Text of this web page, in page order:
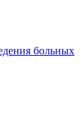
больных